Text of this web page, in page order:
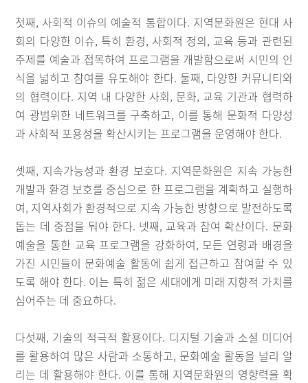
첫째, 사회적 이슈의 예술적 통합이다. 지역문화원은 현대 사
회의 다양한 이슈, 특히 환경, 사회적 정의, 교육 등과 관련된
주제를 예술과 접목하여 프로그램을 개발함으로써 시민의 인
식을 넓히고 참여를 유도해야 한다. 둘째, 다양한 커뮤니티와
의 협력이다. 지역 내 다양한 사회, 문화, 교육 기관과 협력하
여 광범위한 네트워크를 구축하고, 이를 통해 문화적 다양성
과 사회적 포용성을 확산시키는 프로그램을 운영해야 한다.
셋째, 지속가능성과 환경 보호다. 지역문화원은 지속 가능한
개발과 환경 보호를 중심으로 한 프로그램을 계획하고 실행하
여, 지역사회가 환경적으로 지속 가능한 방향으로 발전하도록
돕는 데 중점을 둬야 한다. 넷째, 교육과 참여 확산이다. 문화
예술을 통한 교육 프로그램을 강화하여, 모든 연령과 배경을
가진 시민들이 문화예술 활동에 쉽게 접근하고 참여할 수 있
도록 해야 한다. 이는 특히 젊은 세대에게 미래 지향적 가치를
심어주는 데 중요하다.
다섯째, 기술의 적극적 활용이다. 디지털 기술과 소셜 미디어
를 활용하여 많은 사람과 소통하고, 문화예술 활동을 널리 알
리는 데 활용해야 한다. 이를 통해 지역문화원의 영향력을 확